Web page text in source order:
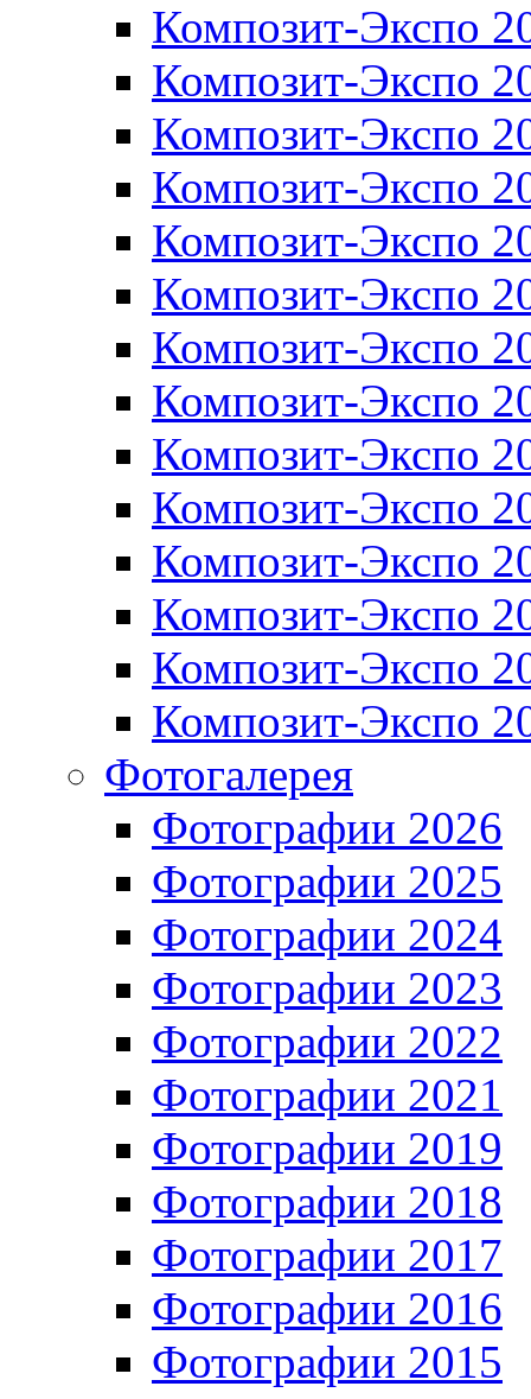
Композит-Экспо
Композит-Экспо
Композит-Экспо
Композит-Экспо
Композит-Экспо
Композит-Экспо
Композит-Экспо
Композит-Экспо
Композит-Экспо
Композит-Экспо
Композит-Экспо
Композит-Экспо
Композит-Экспо
Композит-Экспо
Фотогалерея
Фотографии 2026
Фотографии 2025
Фотографии 2024
Фотографии 2023
Фотографии 2022
Фотографии 2021
Фотографии 2019
Фотографии 2018
Фотографии 2017
Фотографии 2016
Фотографии 2015